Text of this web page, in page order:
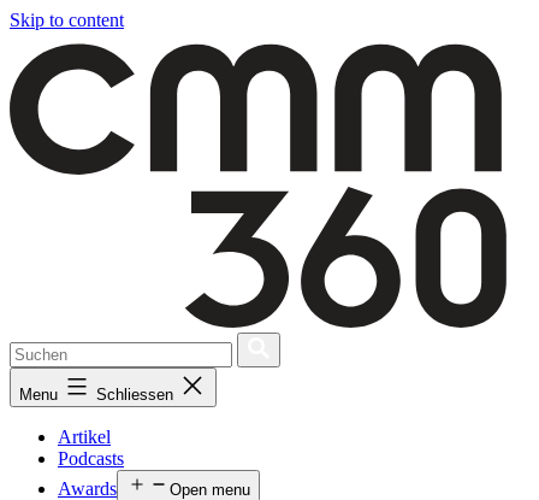
Skip to content
Menu Schliessen
Artikel
Podcasts
Awards
Open menu